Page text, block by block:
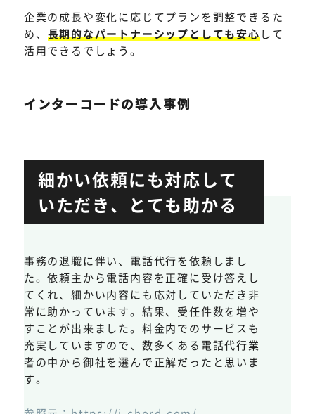
企業の成長や変化に応じてプランを調整できるた
め、 長期的なパートナーシップとしても安心 して
活用できるでしょう。
インターコードの導入事例
細かい依頼にも対応して
いただき、とても助かる
事務の退職に伴い、電話代行を依頼しまし
た。依頼主から電話内容を正確に受け答えし
てくれ、細かい内容にも応対していただき非
常に助かっています。結果、受任件数を増や
すことが出来ました。料金内でのサービスも
充実していますので、数多くある電話代行業
者の中から御社を選んで正解だったと思いま
す。